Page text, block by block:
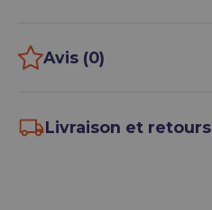
Avis (0)
Livraison et retours